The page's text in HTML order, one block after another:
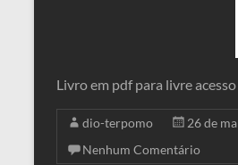
Livro em pdf para livre
dio-terpomo 26 de
Nenhum Comentário